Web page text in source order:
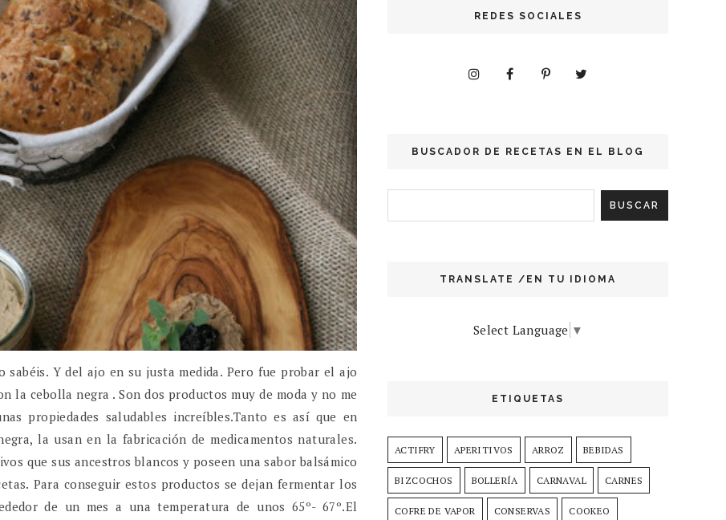
Y del ajo en su justa medida. Pero fue probar el ajo
la cebolla negra . Son dos productos muy de moda y no me
propiedades saludables increíbles.Tanto es así que en
la usan en la fabricación de medicamentos naturales.
que sus ancestros blancos y poseen una sabor balsámico
Para conseguir estos productos se dejan fermentar los
de un mes a una temperatura de unos 65º- 67º.El
REDES SOCIALES
BUSCADOR DE RECETAS EN EL BLOG
TRANSLATE /EN TU IDIOMA
Select Language ▼
ETIQUETAS
ACTIFRY APERITIVOS ARROZ BEBIDAS
BIZCOCHOS BOLLERÍA CARNAVAL CARNES
COFRE DE VAPOR CONSERVAS COOKEO